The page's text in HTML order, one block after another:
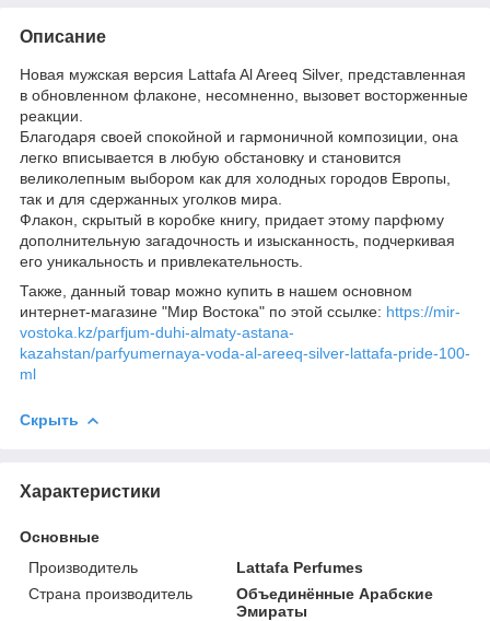
Описание
Новая мужская версия Lattafa Al Areeq Silver, представленная
в обновленном флаконе, несомненно, вызовет восторженные
реакции.
Благодаря своей спокойной и гармоничной композиции, она
легко вписывается в любую обстановку и становится
великолепным выбором как для холодных городов Европы,
так и для сдержанных уголков мира.
Флакон, скрытый в коробке книгу, придает этому парфюму
дополнительную загадочность и изысканность, подчеркивая
его уникальность и привлекательность.
Также, данный товар можно купить в нашем основном
интернет-магазине "Мир Востока" по этой ссылке: https://mir-
vostoka.kz/parfjum-duhi-almaty-astana-
kazahstan/parfyumernaya-voda-al-areeq-silver-lattafa-pride-100-
ml
Скрыть
Характеристики
Основные
Производитель
Lattafa Perfumes
Страна производитель
Объединённые Арабские
Эмираты